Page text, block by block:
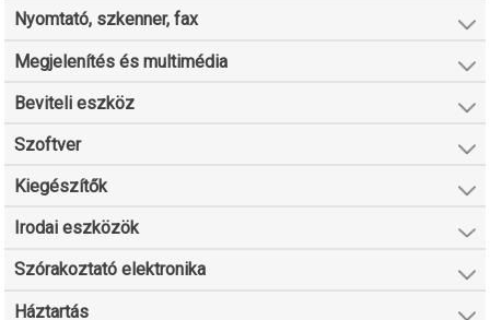
Nyomtató, szkenner, fax
Megjelenítés és multimédia
Beviteli eszköz
Szoftver
Kiegészítők
Irodai eszközök
Szórakoztató elektronika
Háztartás